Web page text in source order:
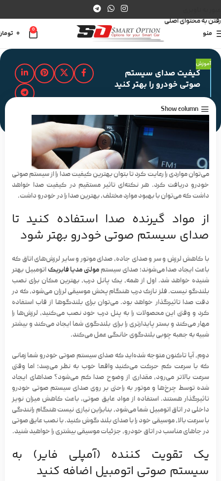
رفتن به محتوای اصلی
منو
0
آموزش
کیفیت صدای سیستم
صوتی خودرو را بهتر کنید
مدت زمان مطالعه : 2 دقیقه
Show column
می‌توان مواردی را رعایت کرد تا بتوان بهترین کیفیت صدا را از سیستم صوتی
خودرو دریافت کرد. هر نکته‌ای تاثیر مستقیم در کیفیت صدا خواهد
داشت که می‌توان با بهبود موارد مختلف، بهترین صدا را در خودرو داشت.
از مواد گیرنده صدا استفاده کنید تا
صدای سیستم صوتی خودرو بهتر شود
با کاهش لرزش و سر و صدای جاده، صدای موتور و سایر لرزش‌های اتاق که
باعث ایجاد صدا می‌شوند؛ صدای سیستم مولتی مدیا فابریک اتومبیل بهتر
شنیده خواهد شد. اول از همه، یک پانل درب، بهترین مکان برای نصب
بلندگو نیست. فلز نازک درب هنگام پخش موسیقی لرزان می‌شود، که در
دقت صدا تاثیرگذار خواهد بود. می‌توان برای بلندگوها از قاب استفاده
کرد و وقتی این محصولات را به پنل درب خود نصب می‌کنید، لرزش‌ها را
مهار می‌کند و بستر پایدارتری را برای بلندگوی شما ایجاد می‌کند و بیشتر
شبیه به جعبه چوبی بلندگوی خانگی عمل می‌کند.
دوم، آیا تاکنون متوجه شده‌اید که صدایسیستم صوتی خودروشما زمانی
که با سرعت کم حرکت می‌کنید واقعا خوب به نظر می‌رسد؛ اما وقتی
سرعت بالاتر می‌رود، مقداری از وضوح صدا کم می‌شود؟ صداهای ایجاد
شده توسط چرخ‌ها و موتور به راحتی بر روی صدای سیستم صوتی خودرو
تاثیرگذار هستند. استفاده از مواد عایق صوتی، باعث کاهش میزان نویز
داخلی در اتاق اتومبیل شما می‌شود، بنابراین نیازی نیست هنگام رانندگی
با سرعت بالا، موسیقی خود را با صدای بلند گوش کنید. با نصب عایق صوتی
در جاهای مناسب در اتاق خودرو، جزئیات موسیقی بیشتری را خواهید شنید.
یک تقویت کننده (آمپلی فایر) به
سیستم صوتی اتومبیل اضافه کنید